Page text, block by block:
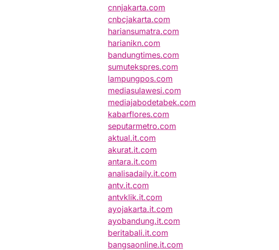
cnnjakarta.com
cnbcjakarta.com
hariansumatra.com
harianikn.com
bandungtimes.com
sumutekspres.com
lampungpos.com
mediasulawesi.com
mediajabodetabek.com
kabarflores.com
seputarmetro.com
aktual.it.com
akurat.it.com
antara.it.com
analisadaily.it.com
antv.it.com
antvklik.it.com
ayojakarta.it.com
ayobandung.it.com
beritabali.it.com
bangsaonline.it.com